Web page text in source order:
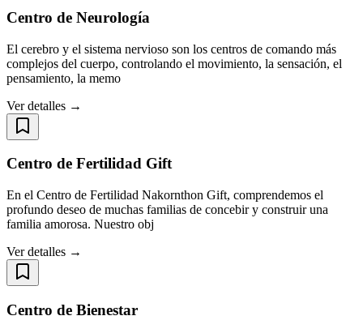
Centro de Neurología
El cerebro y el sistema nervioso son los centros de comando más
complejos del cuerpo, controlando el movimiento, la sensación, el
pensamiento, la memo
Ver detalles →
Centro de Fertilidad Gift
En el Centro de Fertilidad Nakornthon Gift, comprendemos el
profundo deseo de muchas familias de concebir y construir una
familia amorosa. Nuestro obj
Ver detalles →
Centro de Bienestar